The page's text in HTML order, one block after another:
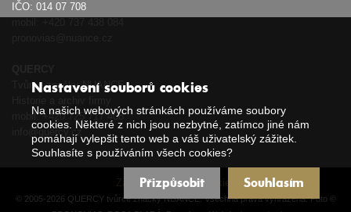
IČO: 014 07 708
Tvůrce značky NUANCE
mobil:+420 725 717 408
info@quercy.cz
Nastavení souborů cookies
Na našich webových stránkách používáme soubory
cookies. Některé z nich jsou nezbytné, zatímco jiné nám
pomáhají vylepšit tento web a váš uživatelský zážitek.
Souhlasíte s používáním všech cookies?
Souhlasím
Přizpůsobit
Zásady používání cookies
© 2005-2026 QUERCY tvůrce značky NUANCE. Všechna práva vyhrazena. Foto ©